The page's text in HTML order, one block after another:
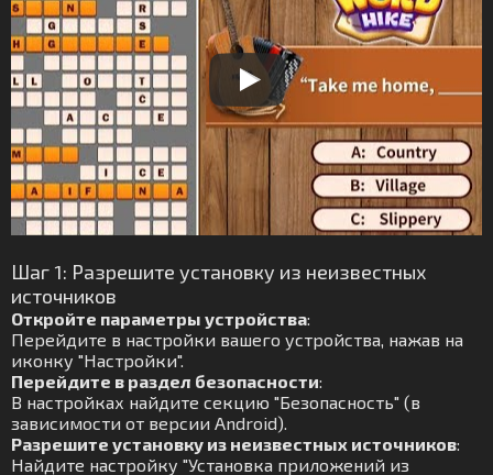
Шаг 1: Разрешите установку из неизвестных
источников
Откройте параметры устройства:
Перейдите в настройки вашего устройства, нажав на
иконку "Настройки".
Перейдите в раздел безопасности:
В настройках найдите секцию "Безопасность" (в
зависимости от версии Android).
Разрешите установку из неизвестных источников:
Найдите настройку "Установка приложений из